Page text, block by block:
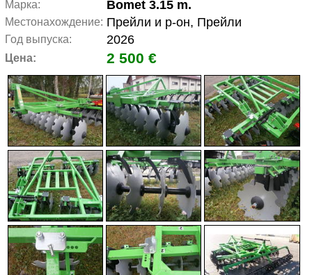
Марка: Bomet 3.15 m.
Местонахождение: Прейли и р-он, Прейли
Год выпуска: 2026
Цена: 2 500 €